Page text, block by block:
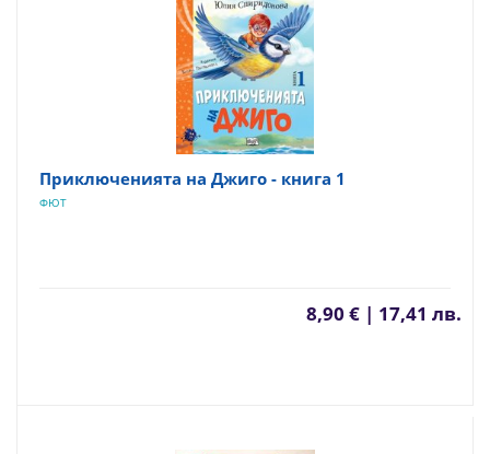
Приключенията на Джиго - книга 1
ФЮТ
8,90 € | 17,41 лв.